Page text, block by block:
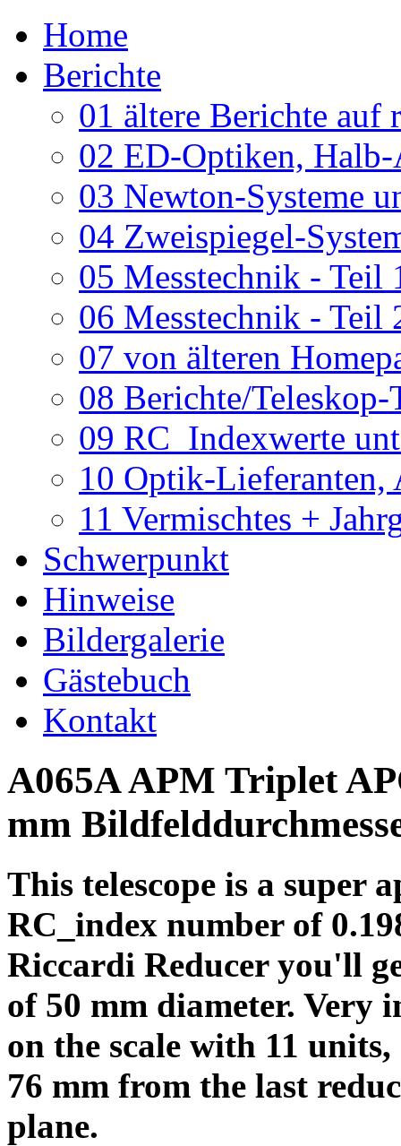
Home
Berichte
01 ältere Berichte auf
02 ED-Optiken, Halb-
03 Newton-Systeme
04 Zweispiegel-
05 Messtechnik - Teil
06 Messtechnik - Teil
07 von älteren
08 Berichte/
09 RC_Indexwerte
10 Optik-Lieferanten,
11 Vermischtes +
Schwerpunkt
Hinweise
Bildergalerie
Gästebuch
Kontakt
A065A APM Triplet
mm
This telescope is a super
RC_index number of
Riccardi Reducer you'll
of 50 mm diameter. Very
on the scale with 11
76 mm from the last
plane.